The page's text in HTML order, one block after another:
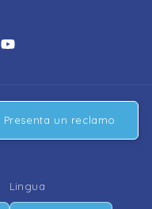
people/
www.instagram.com/
https://
Presenta un reclamo
Lingua